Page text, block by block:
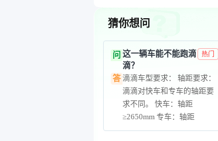
猜你想问
问 这一辆车能不能跑滴
滴？
热门
答 滴滴车型要求： 轴距要求：
滴滴对快车和专车的轴距要
求不同。 快车：轴距
≥2650mm 专车：轴距
≥2700mm 续航要求：部分地